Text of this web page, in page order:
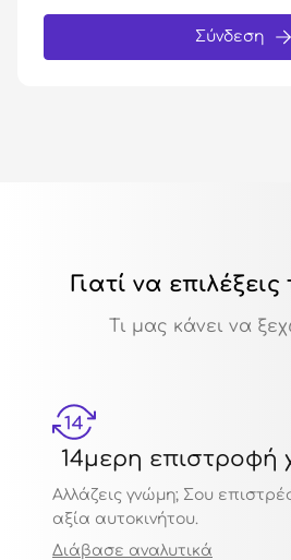
Σύνδεση
Γιατί να
Τι μας κάνει να
14μερη επιστροφή
Αλλάζεις γνώμη; Σου
αξία αυτοκινήτου.
Διάβασε αναλυτικά